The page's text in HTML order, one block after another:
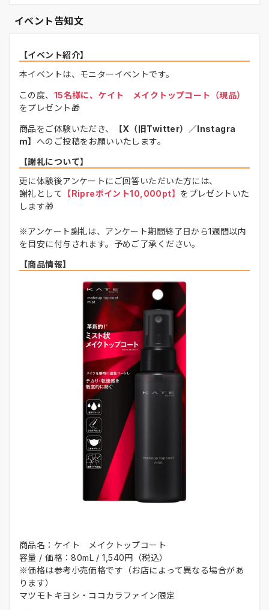
イベント告知文
【イベント紹介】
本イベントは、モニターイベントです。
この度、 15名様に、ケイト メイクトップコート（現品）
をプレゼント🎁
商品をご体験いただき、
【X（旧Twitter）／Instagra
m】 へのご投稿をお願いいたします。
【謝礼について】
更に体験後アンケートにご回答いただいた方には、
謝礼として
【Ripreポイント10,000pt】 をプレゼントいた
します🎁
※アンケート謝礼は、アンケート期間終了日から1週間以内
を目安に付与されます。予めご了承ください。
【商品情報】
商品名：ケイト メイクトップコート
容量 / 価格：80mL / 1,540円（税込）
※価格は参考小売価格です（お店によって異なる場合があ
ります）
マツモトキヨシ・ココカラファイン限定